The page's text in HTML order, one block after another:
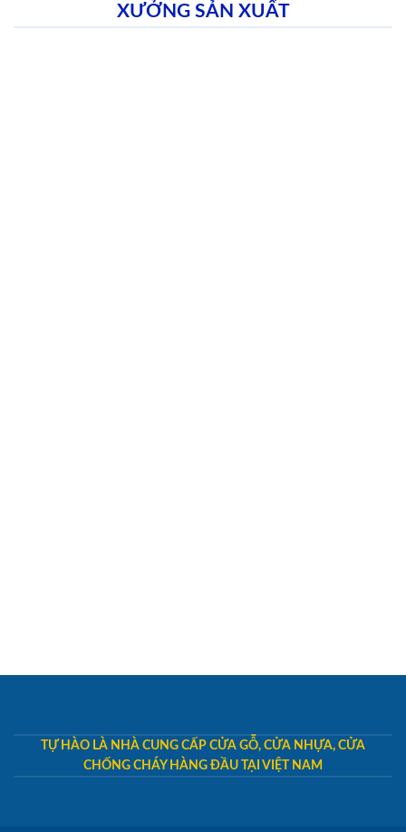
XƯỞNG SẢN XUẤT
TỰ HÀO LÀ NHÀ CUNG CẤP CỬA GỖ, CỬA NHỰA, CỬA
CHỐNG CHÁY HÀNG ĐẦU TẠI VIỆT NAM